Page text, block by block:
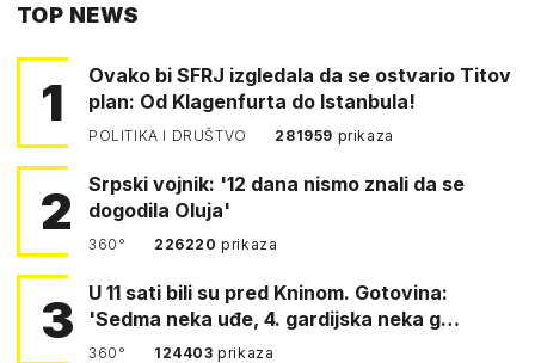
TOP NEWS
1
Ovako bi SFRJ izgledala da se ostvario Titov
plan: Od Klagenfurta do Istanbula!
POLITIKA I DRUŠTVO 281959 prikaza
2
Srpski vojnik: '12 dana nismo znali da se
dogodila Oluja'
360° 226220prikaza
3
U 11 sati bili su pred Kninom. Gotovina:
'Sedma neka uđe, 4. gardijska neka g…
360° 124403prikaza